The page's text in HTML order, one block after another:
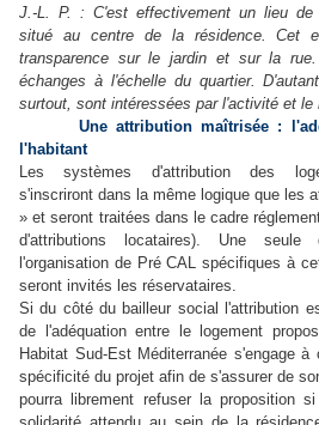
J.-L. P. : C'est effectivement un lieu de
situé au centre de la résidence. Cet
transparence sur le jardin et sur la
échanges à l'échelle du quartier.
surtout, sont intéressées par l'activité et le
Une attribution maîtrisée :
l'habitant
Les systèmes d'attribution des
s'inscriront dans la même logique que les
» et seront traitées dans le cadre
d'attributions locataires). Une
l'organisation de Pré CAL spécifiques à
seront invités les réservataires.
Si du côté du bailleur social l'attribution
de l'adéquation entre le logement
Habitat Sud-Est Méditerranée s'engage
spécificité du projet afin de s'assurer de
pourra librement refuser la proposition